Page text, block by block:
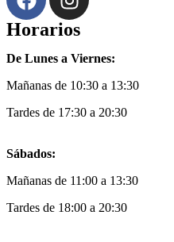
Horarios
De Lunes a Viernes:
Mañanas de 10:30 a 13:30
Tardes de 17:30 a 20:30
Sábados:
Mañanas de 11:00 a 13:30
Tardes de 18:00 a 20:30